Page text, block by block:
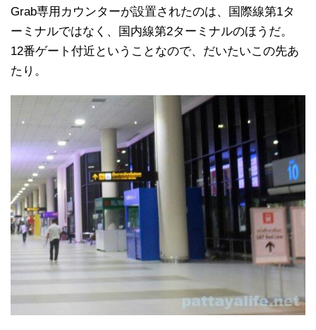
Grab専用カウンターが設置されたのは、国際線第1タ
ーミナルではなく、国内線第2ターミナルのほうだ。
12番ゲート付近ということなので、だいたいこの先あ
たり。